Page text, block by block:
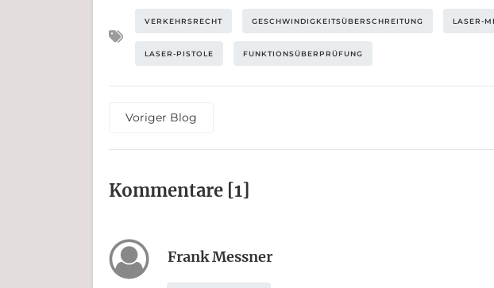
VERKEHRSRECHT GESCHWINDIGKEITSÜBERSCHREITUNG LASER-
LASER-PISTOLE FUNKTIONSÜBERPRÜFUNG
Voriger Blog
Kommen­tare [1]
Frank Messner